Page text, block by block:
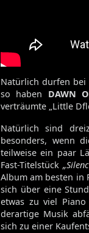
Natürlich durfen bei
so haben DAWN
verträumte „Little
Natürlich sind
besonders, wenn
teilweise ein paar
Fast-Titelstück
Album am besten in
sich über eine
etwas zu viel
derartige Musik
sich zu einer